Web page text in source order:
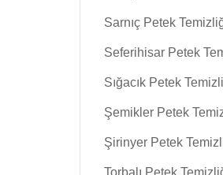
Sarnıç Petek
Seferihisar Petek
Sığacık Petek
Şemikler Petek
Şirinyer Petek
Torbalı Petek